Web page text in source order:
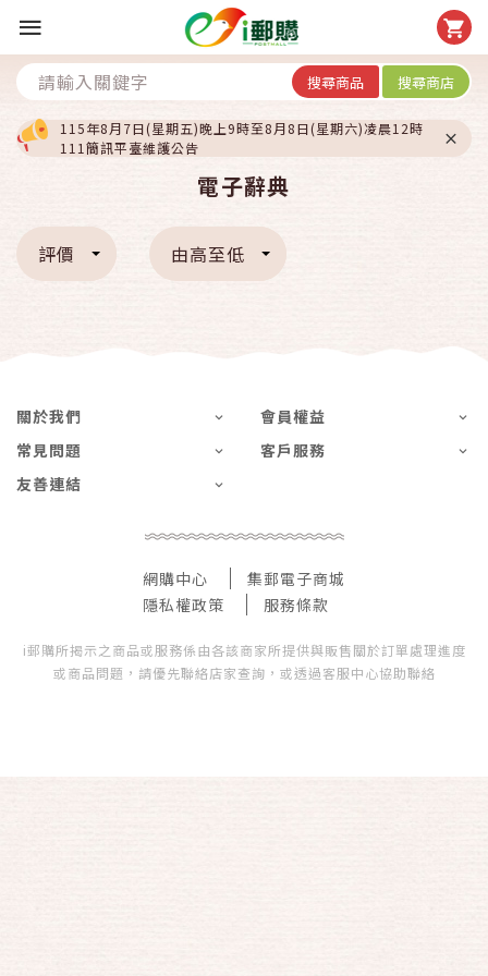
搜尋商品 搜尋商店
115年8月7日(星期五)晚上9時至8月8日(星期六)凌晨12時
111簡訊平臺維護公告
電子辭典
評價 由高至低
關於我們
會員權益
常見問題
客戶服務
友善連結
網購中心
集郵電子商城
隱私權政策
服務條款
i郵購所揭示之商品或服務係由各該商家所提供與販售關於訂單處理進度
或商品問題，請優先聯絡店家查詢，或透過客服中心協助聯絡